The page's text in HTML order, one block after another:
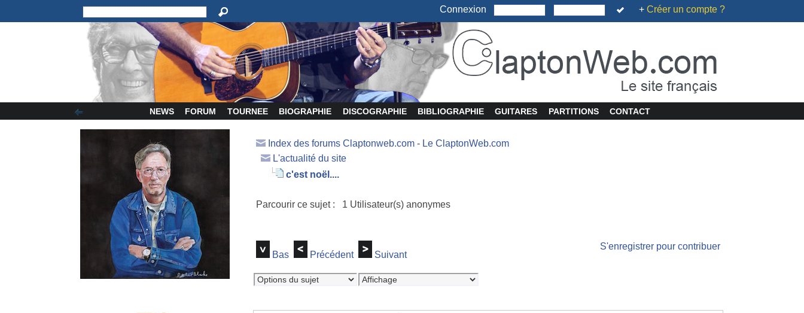
Connexion + Créer un compte ?
NEWS FORUM TOURNEE BIOGRAPHIE DISCOGRAPHIE BIBLIOGRAPHIE GUITARES PARTITIONS CONTACT
Index des forums Claptonweb.com - Le ClaptonWeb.com
L'actualité du site
c'est noël....
Parcourir ce sujet : 1 Utilisateur(s) anonymes
Bas Précédent Suivant
S'enregistrer pour contribuer